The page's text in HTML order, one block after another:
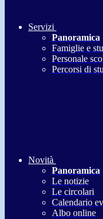
Servizi
Panoramica
Famiglie e
Personale
Percorsi di
Novità
Panoramica
Le notizie
Le circolari
Calendario
Albo online